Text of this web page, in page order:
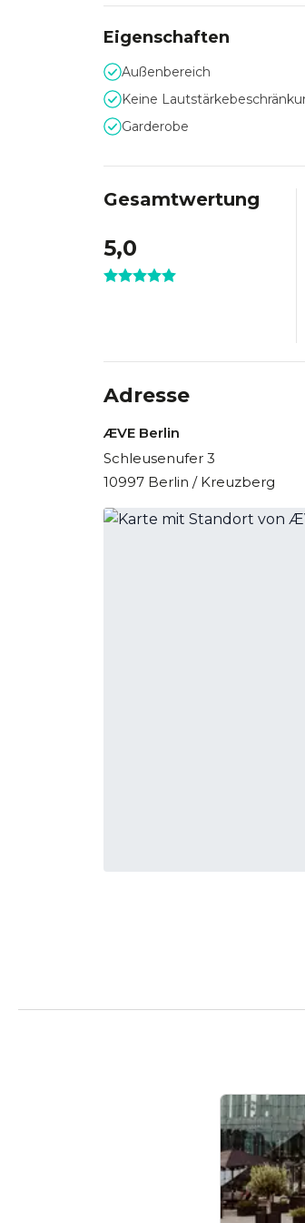
Berliner Kultur
Das ÆVE steht für eine
Ausstattung. Mehrere Bars,
optimale Bedingungen für
Eigenschaften
Außenbereich
Keine
Garderobe
Gesamtwertung
5,0
Adresse
ÆVE Berlin
Schleusenufer 3
10997 Berlin / Kreuzberg